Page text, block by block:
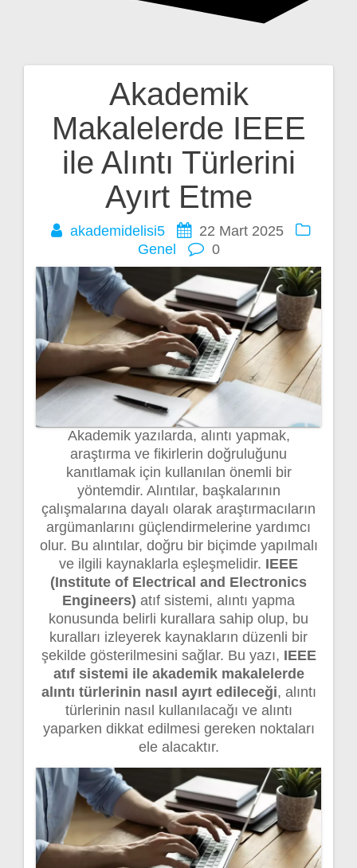
Akademik
Makalelerde IEEE
ile Alıntı Türlerini
Ayırt Etme
akademidelisi5
22 Mart 2025
Genel
0
Akademik yazılarda, alıntı yapmak,
araştırma ve fikirlerin doğruluğunu
kanıtlamak için kullanılan önemli bir
yöntemdir. Alıntılar, başkalarının
çalışmalarına dayalı olarak araştırmacıların
argümanlarını güçlendirmelerine yardımcı
olur. Bu alıntılar, doğru bir biçimde yapılmalı
ve ilgili kaynaklarla eşleşmelidir. IEEE
(Institute of Electrical and Electronics
Engineers) atıf sistemi, alıntı yapma
konusunda belirli kurallara sahip olup, bu
kuralları izleyerek kaynakların düzenli bir
şekilde gösterilmesini sağlar. Bu yazı, IEEE
atıf sistemi ile akademik makalelerde
alıntı türlerinin nasıl ayırt edileceği, alıntı
türlerinin nasıl kullanılacağı ve alıntı
yaparken dikkat edilmesi gereken noktaları
ele alacaktır.
gezinmesi